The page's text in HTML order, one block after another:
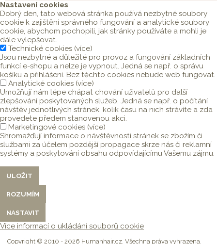
Nastavení cookies
Dobrý den, tato webová stránka používá nezbytné soubory
cookie k zajištění správného fungování a analytické soubory
cookie, abychom pochopili, jak stránky používáte a mohli je
dále vylepšovat.
Technické cookies (více)
Jsou nezbytné a důležité pro provoz a fungování základních
funkcí e-shopu a nelze je vypnout. Jedná se např. o správu
košíku a přihlášení. Bez těchto cookies nebude web fungovat.
Analytické cookies (více)
Umožňují nám lépe chápat chování uživatelů pro další
zlepšování poskytovaných služeb. Jedná se např. o počítání
návštěv jednotlivých stránek, kolik času na nich strávíte a zda
provedete předem stanovenou akci.
Marketingové cookies (více)
Shromažďují informace o návštěvnosti stránek se zbožím či
službami za účelem pozdější propagace skrze nás či reklamní
systémy a poskytování obsahu odpovídajícímu Vašemu zájmu.
Více informací o ukládání souborů cookie
Copyright © 2010 - 2026 Humanhair.cz. Všechna práva vyhrazena.